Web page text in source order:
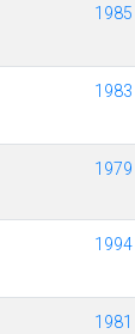
1985
1983
1979
1994
1981